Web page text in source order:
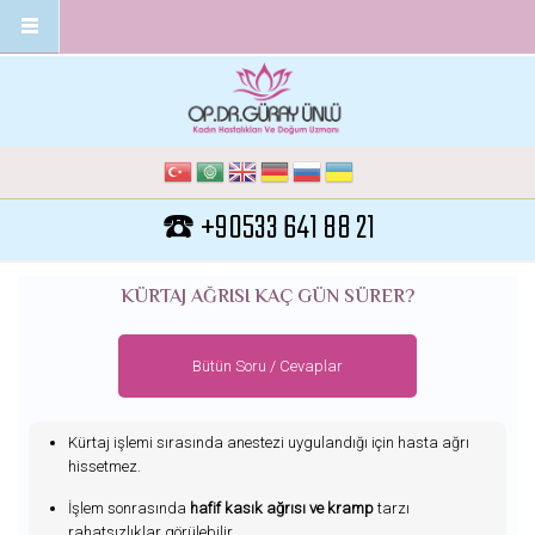
☎️ +90533 641 88 21
KÜRTAJ AĞRISI KAÇ GÜN SÜRER?
Bütün Soru / Cevaplar
Kürtaj işlemi sırasında anestezi uygulandığı için hasta ağrı
hissetmez.
İşlem sonrasında hafif kasık ağrısı ve kramptarzı